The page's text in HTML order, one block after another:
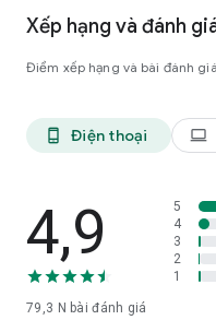
trình của con cô ấy.
=====
Android 4.4 trở lên.
Xếp hạng và đánh
Điểm xếp hạng và bài đánh
phone_android Điện thoại laptop
4,9
79,3 N bài đánh giá
5
4
3
2
1